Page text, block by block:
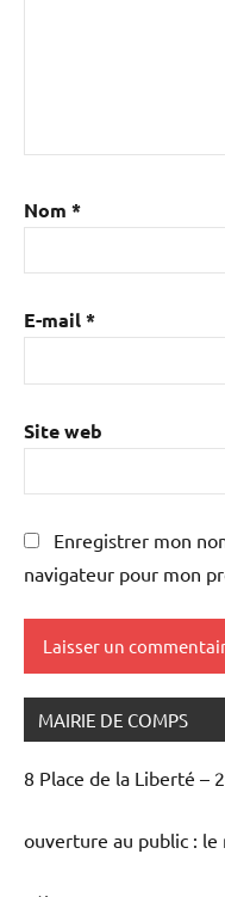
Nom *
E-mail*
Site web
Enregistrer mon
navigateur pour mon
MAIRIE DE COMPS
8 Place de la Liberté –
ouverture au public : le